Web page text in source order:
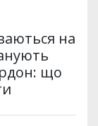
на
що